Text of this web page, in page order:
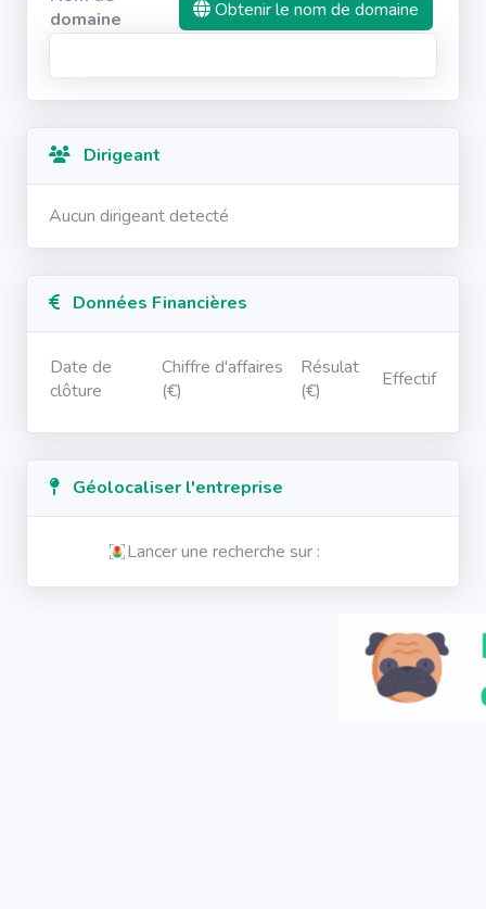
domaine
Obtenir le nom de domaine
Dirigeant
Aucun dirigeant detecté
Données Financières
Date de
clôture
Chiffre d'affaires
(€)
Résulat
(€)
Effectif
Géolocaliser l'entreprise
Lancer une recherche sur :